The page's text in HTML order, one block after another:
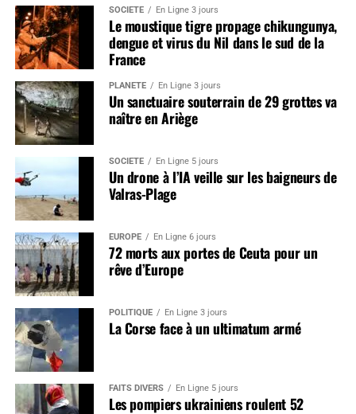
SOCIÉTÉ En Ligne 3 jours
Le moustique tigre propage chikungunya,
dengue et virus du Nil dans le sud de la
France
PLANÈTE En Ligne 3 jours
Un sanctuaire souterrain de 29 grottes va
naître en Ariège
SOCIÉTÉ En Ligne 5 jours
Un drone à l’IA veille sur les baigneurs de
Valras-Plage
EUROPE En Ligne 6 jours
72 morts aux portes de Ceuta pour un
rêve d’Europe
POLITIQUE En Ligne 3 jours
La Corse face à un ultimatum armé
FAITS DIVERS En Ligne 5 jours
Les pompiers ukrainiens roulent 52